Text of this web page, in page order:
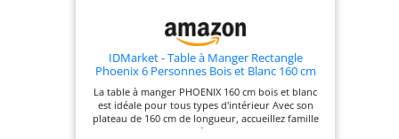
IDMarket - Table à Manger Rectangle
Phoenix 6 Personnes Bois et Blanc 160 cm
La table à manger PHOENIX 160 cm bois et blanc
est idéale pour tous types d'intérieur Avec son
plateau de 160 cm de longueur, accueillez famille
et amis ! Avec sa capacité d'accueil de 6 personnes,